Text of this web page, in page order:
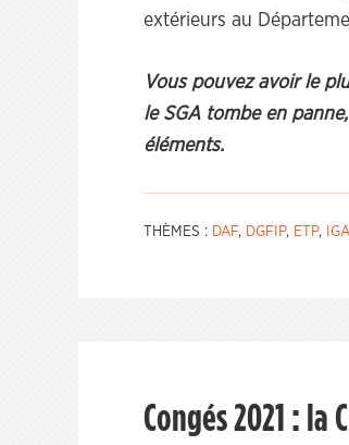
extérieurs au
Vous pouvez avoir le
le SGA tombe en
éléments.
THÈMES : DAF, DGFIP, ETP,
Congés 2021 : la